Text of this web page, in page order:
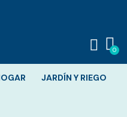
JARDÍN Y RIEGO